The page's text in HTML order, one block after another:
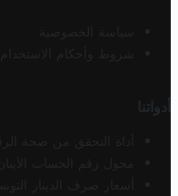
سياسة الخصوصية
شروط وأحكام الاستخدام
أدواتنا
أداة التحقق من صحة
محول رقم الحساب
أسعار صرف الدينار